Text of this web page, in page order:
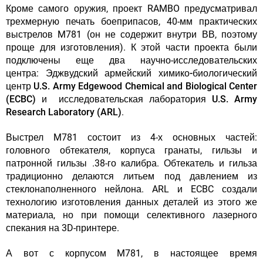
Кроме самого оружия, проект RAMBO предусматривал
трехмерную печать боеприпасов, 40-мм практических
выстрелов M781 (он не содержит внутри ВВ, поэтому
проще для изготовления). К этой части проекта были
подключены еще два научно-исследовательских
центра: Эджвудский армейский химико-биологический
центр U.S. Army Edgewood Chemical and Biological Center
(ECBC) и исследовательская лаборатория U.S. Army
Research Laboratory (ARL).
Выстрел M781 состоит из 4-х основных частей:
головного обтекателя, корпуса гранаты, гильзы и
патронной гильзы .38-го калибра. Обтекатель и гильза
традиционно делаются литьем под давлением из
стеклонаполненного нейлона. ARL и ECBC создали
технологию изготовления данных деталей из этого же
материала, но при помощи селективного лазерного
спекания на 3D-принтере.
А вот с корпусом M781, в настоящее время